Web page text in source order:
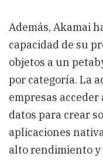
Además, Akamai
capacidad de su
objetos a un
por categoría. La
empresas
datos para crear
aplicaciones
alto rendimiento y